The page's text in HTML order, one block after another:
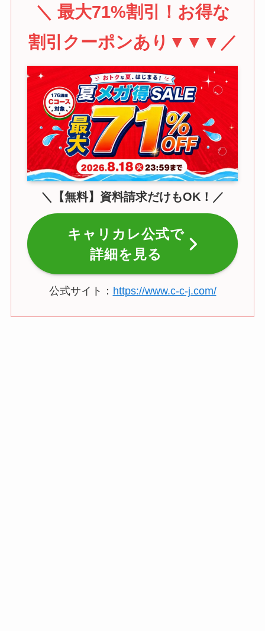
＼ 最大71%割引！お得な
割引クーポンあり▼▼▼／
＼【無料】資料請求だけもOK！／
キャリカレ公式で
詳細を見る
公式サイト： https://www.c-c-j.com/